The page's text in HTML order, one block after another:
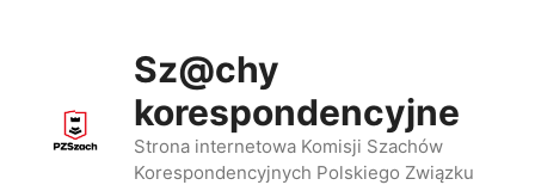
Sz@chy
korespondencyjne
Strona internetowa Komisji Szachów
Korespondencyjnych Polskiego Związku